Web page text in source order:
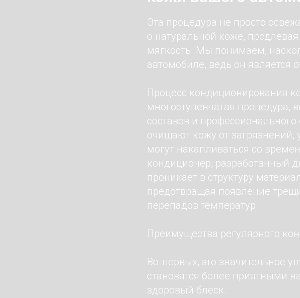
Эта процедура не просто
о натуральной коже,
мягкость. Мы понимаем,
автомобиле, ведь он является
Процесс кондиционирования
многоступенчатая
составов и
очищают кожу от загрязнений,
могут накапливаться со
кондиционер, разработанный
проникает в структуру
предотвращая появление
перепадов температур.
Преимущества регулярного
Во-первых, это значительное
становятся более приятными
здоровый блеск.